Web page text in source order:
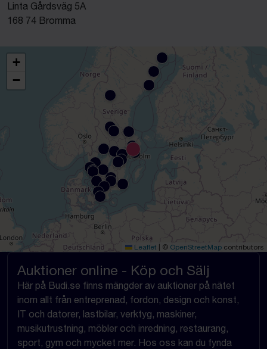
Linta Gårdsväg 5A
168 74 Bromma
+
−
Leaflet © OpenStreetMap contributors
Auktioner online - Köp och Sälj
Här på Budi.se finns mängder av auktioner på nätet
inom allt från entreprenad, fordon, design och konst,
IT och datorer, lastbilar, verktyg, maskiner,
musikutrustning, möbler och inredning, restaurang,
sport, gym och mycket mer. Hos oss kan du fynda